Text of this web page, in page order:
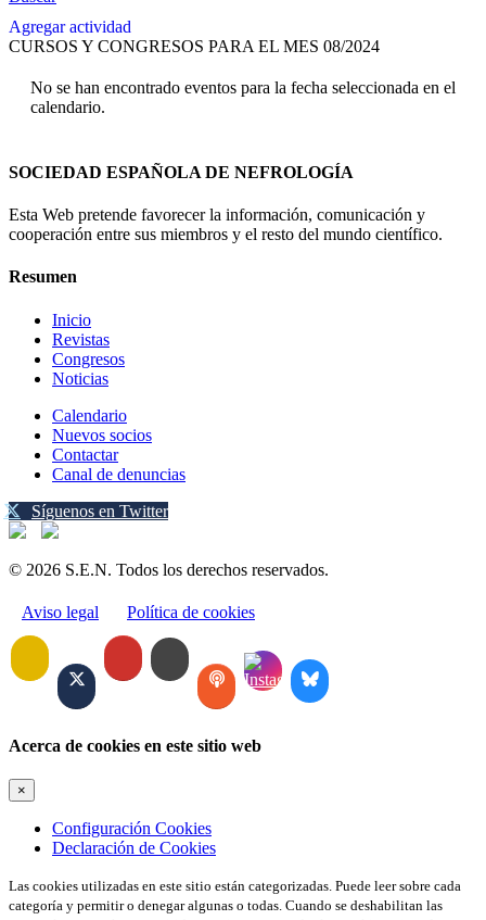
Agregar actividad
CURSOS Y CONGRESOS PARA EL MES 08/2024
No se han encontrado eventos para la fecha seleccionada en el
calendario.
SOCIEDAD ESPAÑOLA DE NEFROLOGÍA
Esta Web pretende favorecer la información, comunicación y
cooperación entre sus miembros y el resto del mundo científico.
Resumen
Inicio
Revistas
Congresos
Noticias
Calendario
Nuevos socios
Contactar
Canal de denuncias
Síguenos en Twitter
© 2026 S.E.N. Todos los derechos reservados.
Aviso legal Política de cookies
Acerca de cookies en este sitio web
×
Configuración Cookies
Declaración de Cookies
Las cookies utilizadas en este sitio están categorizadas. Puede leer sobre cada
categoría y permitir o denegar algunas o todas. Cuando se deshabilitan las